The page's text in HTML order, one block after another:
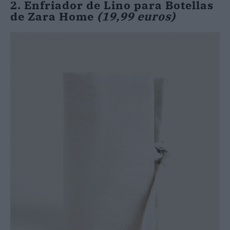
2. Enfriador de Lino para Botellas
de Zara Home (19,99 euros)